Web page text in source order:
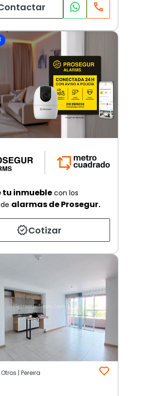
tu inmueble con los
alarmas de Prosegur.
Cotizar
Otros | Pereira